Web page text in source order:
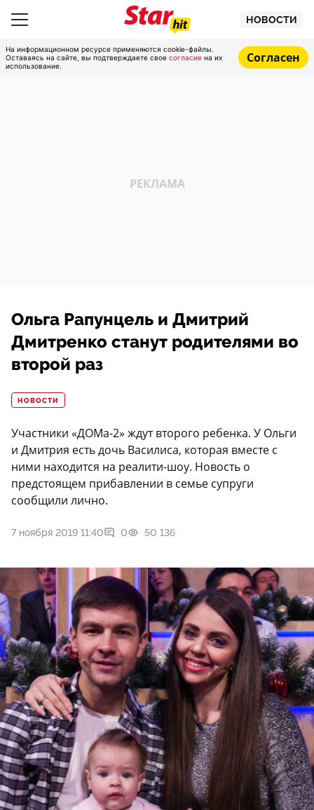
НОВОСТИ
На информационном ресурсе применяются cookie-файлы.
Оставаясь на сайте, вы подтверждаете свое согласие на их
использование.
Согласен
Ольга Рапунцель и Дмитрий
Дмитренко станут родителями во
второй раз
НОВОСТИ
Участники «ДОМа-2» ждут второго ребенка. У Ольги
и Дмитрия есть дочь Василиса, которая вместе с
ними находится на реалити-шоу. Новость о
предстоящем прибавлении в семье супруги
сообщили лично.
7 ноября 2019 11:40 0 50 136